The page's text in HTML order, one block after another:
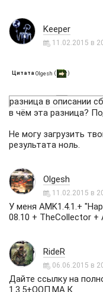
Keeper
11.02.2015 в
Цитата Olgesh ( )
разница в описании
в чём эта разница?
Не могу загрузить
результата ноль.
Olgesh
11.02.2015 в
У меня AMK1.4.1.+
08.10 + TheCollector +
RideR
06.06.2015 в
Дайте ссылку на
1.3.5+ООП.МА.К